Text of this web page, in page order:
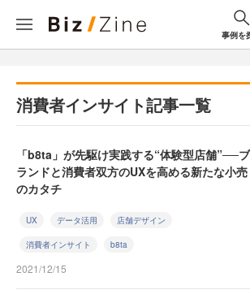
事例を
消費者インサイト記事一覧
「b8ta」が先駆け実践する“体験型店舗”──ブ
ランドと消費者双方のUXを高める新たな小売
のカタチ
UX データ活用 店舗デザイン
消費者インサイト b8ta
2021/12/15